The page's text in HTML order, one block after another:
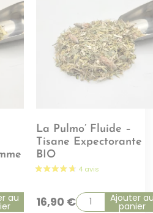
au
La Pulmo’ Fluide –
Tisane Expectorante
BIO
16,90 € Ajouter
panier